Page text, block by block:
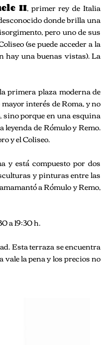
II, primer rey de Italia
donde brilla una
pero uno de sus
(se puede acceder a la
hay una buenas vistas). La
primera plaza moderna de
interés de Roma, y no
porque en una esquina
de Rómulo y Remo.
y el Coliseo.
y está compuesto por dos
y pinturas entre las
a Rómulo y Remo,
a 19:30 h.
Esta terraza se encuentra
la pena y los precios no